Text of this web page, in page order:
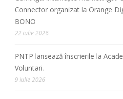
Connector organizat la Orange
BONO
22 iulie 2026
PNTP lansează înscrierile la
Voluntari.
9 iulie 2026